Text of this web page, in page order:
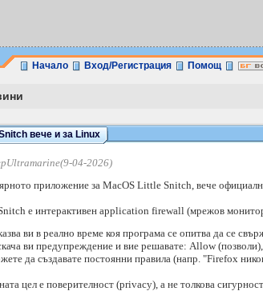
Начало Вход/Регистрация Помощ
вече и за Linux
04-2026)
приложение за MacOS Little Snitch, вече
е интерактивен application firewall (мрежов
ви в реално време коя програма се опитва да се
ви предупреждение и вие решавате: Allow
да създавате постоянни правила (напр. "Firefox
цел е поверителност (privacy), а не толкова